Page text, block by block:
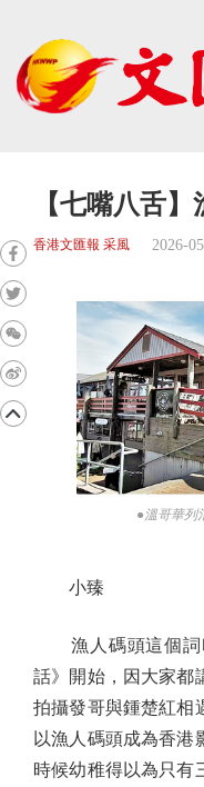
【七嘴八舌
香港文匯報 采風 2026-
●溫哥華列
小臻
漁人碼頭這個詞
話》開始，因大家都
拍攝發哥與鍾楚紅相
以漁人碼頭成為香港
時候幼稚得以為只有